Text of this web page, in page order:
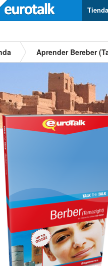
Tienda
Aprender Bereber